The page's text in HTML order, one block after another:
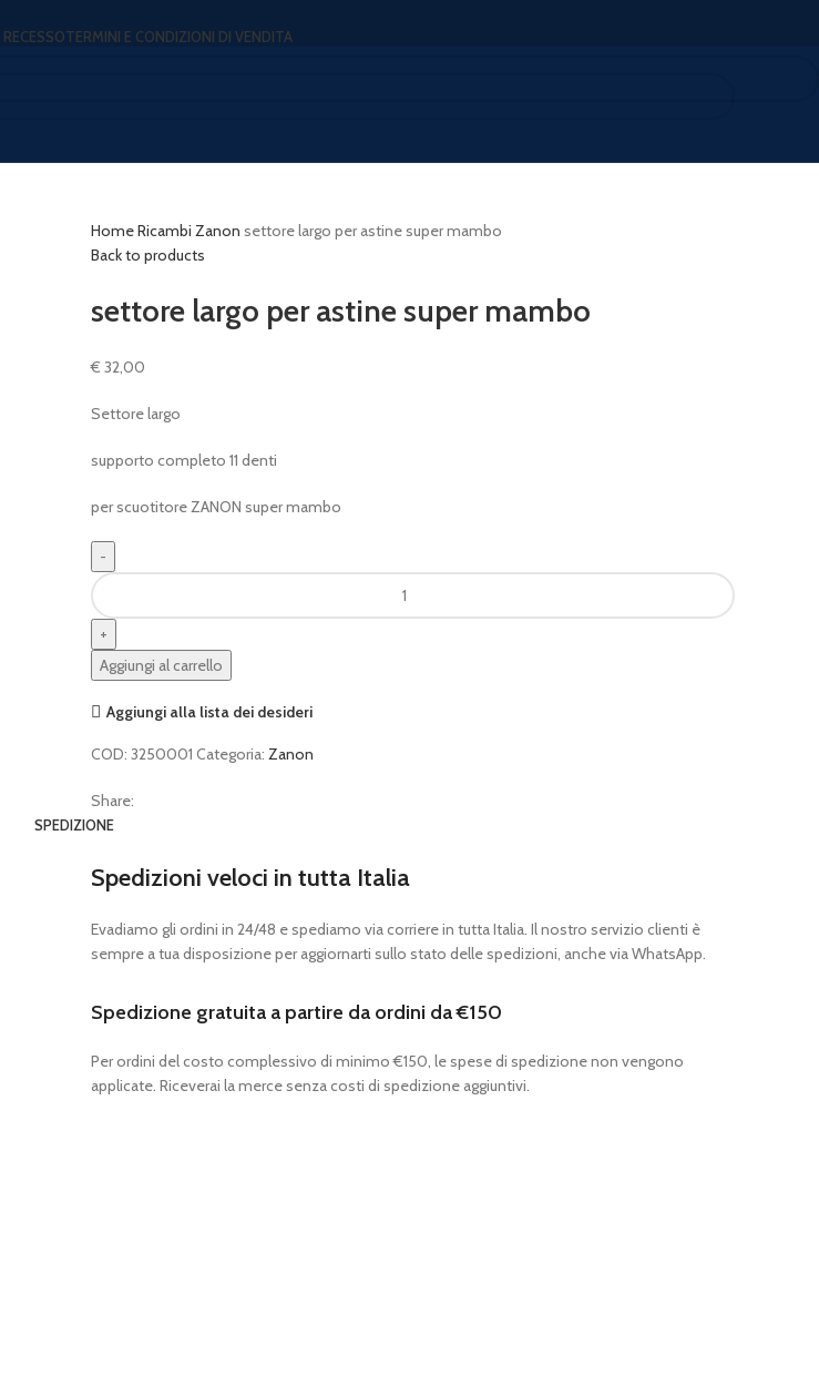
TERMINI E CONDIZIONI DI VENDITA
HomeRicambi Zanon settore largo per astine super mambo
Back to products
settore largo per astine super mambo
€ 32,00
Settore largo
supporto completo 11 denti
per scuotitore ZANON super mambo
settore
largo
per
astine
super
mambo
Aggiungi al carrello
Aggiungi alla lista dei desideri
COD: 3250001 Categoria: Zanon
Share:
SPEDIZIONE
Spedizioni veloci in tutta Italia
Evadiamo gli ordini in 24/48 e spediamo via corriere in tutta Italia. Il nostro servizio clienti è
sempre a tua disposizione per aggiornarti sullo stato delle spedizioni, anche via WhatsApp.
Spedizione gratuita a partire da ordini da €150
Per ordini del costo complessivo di minimo €150, le spese di spedizione non vengono
applicate. Riceverai la merce senza costi di spedizione aggiuntivi.